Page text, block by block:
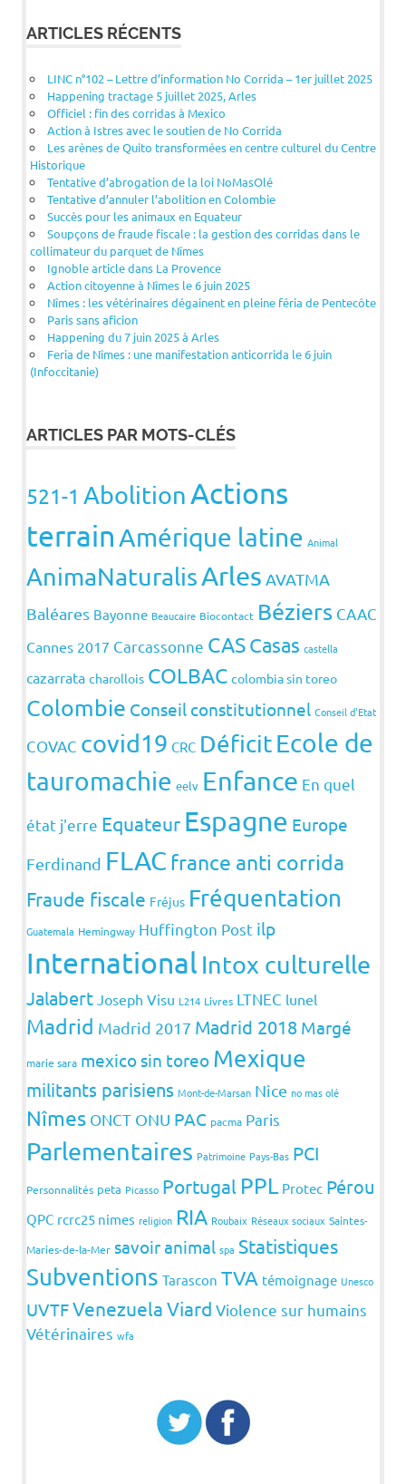
ARTICLES RÉCENTS
LINC n°102 – Lettre d’information No Corrida – 1er juillet 2025
Happening tractage 5 juillet 2025, Arles
Officiel : fin des corridas à Mexico
Action à Istres avec le soutien de No Corrida
Les arènes de Quito transformées en centre culturel du Centre
Historique
Tentative d’abrogation de la loi NoMasOlé
Tentative d’annuler l’abolition en Colombie
Succès pour les animaux en Equateur
Soupçons de fraude fiscale : la gestion des corridas dans le
collimateur du parquet de Nîmes
Ignoble article dans La Provence
Action citoyenne à Nîmes le 6 juin 2025
Nîmes : les vétérinaires dégainent en pleine féria de Pentecôte
Paris sans aficion
Happening du 7 juin 2025 à Arles
Feria de Nîmes : une manifestation anticorrida le 6 juin
(Infoccitanie)
ARTICLES PAR MOTS-CLÉS
521-1 Abolition Actions
terrainAmérique latine Animal
AnimaNaturalisArles AVATMA
Baléares Bayonne Beaucaire Biocontact Béziers CAAC
Cannes 2017 Carcassonne CASCasas castella
cazarrata charollois COLBAC colombia sin toreo
Colombie Conseil constitutionnel Conseil d'Etat
COVAC covid19 CRC DéficitEcole de
tauromachie eelv Enfance En quel
état j'erre Equateur Espagne Europe
Ferdinand FLAC france anti corrida
Fraude fiscale Fréjus Fréquentation
Guatemala Hemingway Huffington Post ilp
International Intox culturelle
Jalabert Joseph Visu L214 Livres LTNEC lunel
Madrid Madrid 2017 Madrid 2018 Margé
marie sara mexico sin toreo Mexique
militants parisiens Mont-de-Marsan Nice no mas olé
Nîmes ONCT ONU PAC pacma Paris
Parlementaires Patrimoine Pays-Bas PCI
Personnalités peta Picasso Portugal PPL Protec Pérou
QPC rcrc25 nimes religion RIA Roubaix Réseaux sociaux Saintes-
Maries-de-la-Mer savoir animal spa Statistiques
Subventions Tarascon TVA témoignage Unesco
UVTFVenezuelaViard Violence sur humains
Vétérinaires wfa